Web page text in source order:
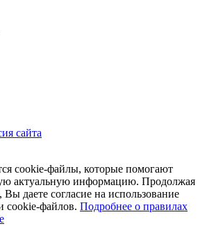
сайта
cookie-файлы, которые помогают
актуальную информацию. Продолжая
Вы даете согласие на использование
cookie-файлов. Подробнее о правилах